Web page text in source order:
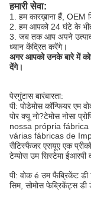
हमारी सेवा:
1. हम कारख़ाना हैं, OEM
2. हम आपको 24 घंटे के
3. जब तक आप अपने
ध्यान केंद्रित करेंगे।
अगर आपको उनके बारे में
देंगे।
पेरगुंटास बारंबारता:
पी: पोडेमोस कॉन्फियर एम
पोर क्यू नो?टेमोस नोसा
nossa própria
várias fábricas de
सैटिस्फैजर एसयूए एक
टेम्पोस उम सिस्टेमा ईआरपी
पी: वोक é उम फैब्रिकेंट डी
सिम, सोमोस फेब्रिकेंट्स डी